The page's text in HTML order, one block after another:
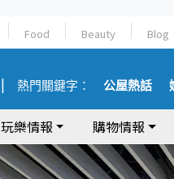
Food Beauty Blog
熱門關鍵字： 公屋熱話
玩樂情報 購物情報